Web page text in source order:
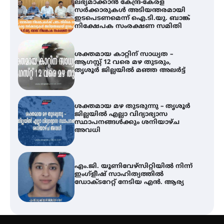
ലഭ്യമാക്കാൻ കേന്ദ്ര-കേരള
സർക്കാരുകൾ അടിയന്തരമായി
ഇടപെടണമെന്ന് ഐ.ടി.യു. ബാങ്ക്
നിക്ഷേപക സംരക്ഷണ സമിതി
ശക്തമായ കാറ്റിന് സാധ്യത –
ആഗസ്റ്റ് 12 വരെ മഴ തുടരും,
തൃശൂർ ജില്ലയിൽ മഞ്ഞ അലർട്ട്
ശക്തമായ മഴ തുടരുന്നു – തൃശൂർ
ജില്ലയിൽ എല്ലാ വിദ്യാഭ്യാസ
സ്ഥാപനങ്ങൾക്കും ശനിയാഴ്ച
അവധി
എം.ജി. യൂണിവേഴ്‌സിറ്റിയിൽ നിന്ന്
ഇംഗ്ളീഷ് സാഹിത്യത്തിൽ
ഡോക്ടറേറ്റ് നേടിയ എൻ. ആര്യ